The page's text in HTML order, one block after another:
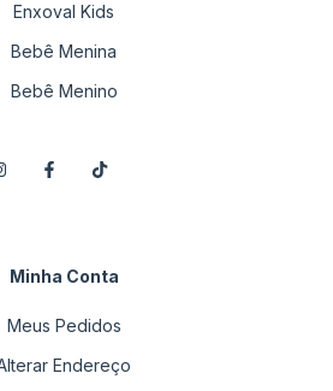
Enxoval Kids
Bebê Menina
Bebê Menino
Minha Conta
Meus Pedidos
Endereço